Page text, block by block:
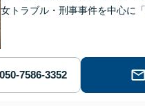
女トラブル・刑事事件を中心に